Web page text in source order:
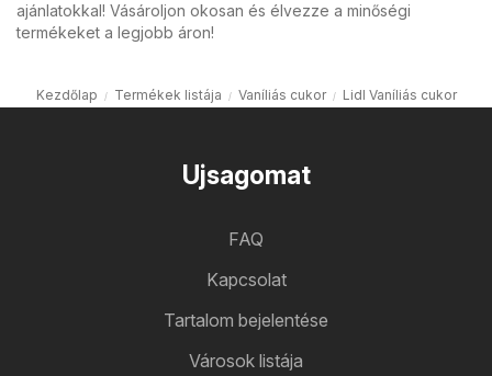
ajánlatokkal! Vásároljon okosan és élvezze a minőségi
termékeket a legjobb áron!
Kezdőlap Termékek listája Vaníliás cukor Lidl Vaníliás cukor
Ujsagomat
FAQ
Kapcsolat
Tartalom bejelentése
Városok listája